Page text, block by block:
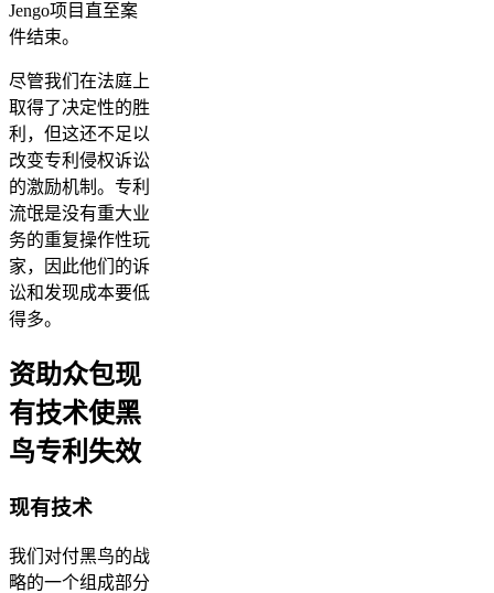
Jengo项目直至案
件结束。
尽管我们在法庭上
取得了决定性的胜
利，但这还不足以
改变专利侵权诉讼
的激励机制。专利
流氓是没有重大业
务的重复操作性玩
家，因此他们的诉
讼和发现成本要低
得多。
资助众包现
有技术使黑
鸟专利失效
现有技术
我们对付黑鸟的战
略的一个组成部分